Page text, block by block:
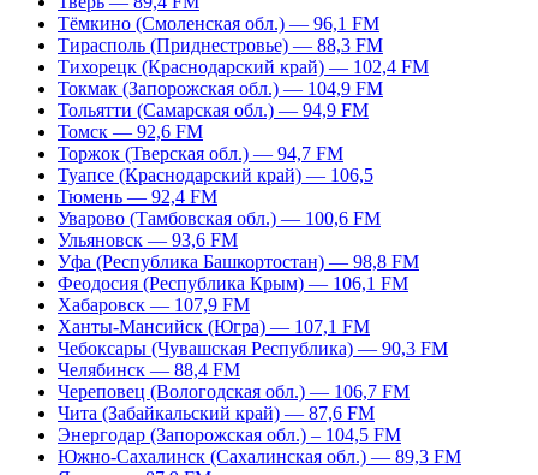
Тёмкино (Смоленская обл.) — 96,1 FM
Тирасполь (Приднестровье) — 88,3 FM
Тихорецк (Краснодарский край) — 102,4 FM
Токмак (Запорожская обл.) — 104,9 FM
Тольятти (Самарская обл.) — 94,9 FM
Томск — 92,6 FM
Торжок (Тверская обл.) — 94,7 FM
Туапсе (Краснодарский край) — 106,5
Тюмень — 92,4 FM
Уварово (Тамбовская обл.) — 100,6 FM
Ульяновск — 93,6 FM
Уфа (Республика Башкортостан) — 98,8 FM
Феодосия (Республика Крым) — 106,1 FM
Хабаровск — 107,9 FM
Ханты-Мансийск (Югра) — 107,1 FM
Чебоксары (Чувашская Республика) — 90,3 FM
Челябинск — 88,4 FM
Череповец (Вологодская обл.) — 106,7 FM
Чита (Забайкальский край) — 87,6 FM
Энергодар (Запорожская обл.) – 104,5 FM
Южно-Сахалинск (Сахалинская обл.) — 89,3 FM